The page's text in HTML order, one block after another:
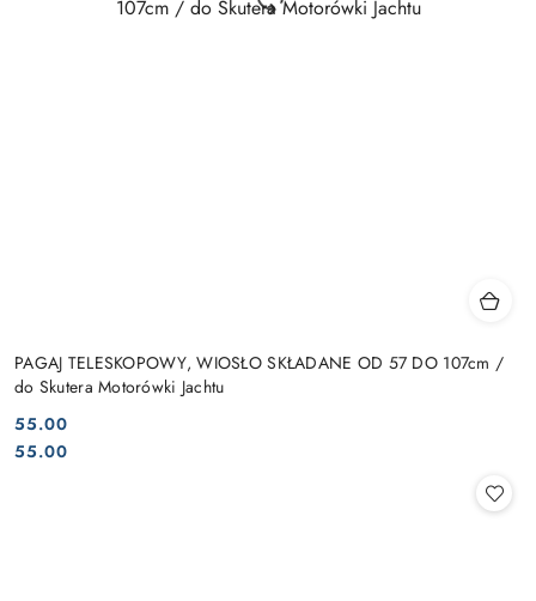
PAGAJ TELESKOPOWY, WIOSŁO SKŁADANE OD 57 DO 107cm /
do Skutera Motorówki Jachtu
Cena:
55.00
Cena:
55.00